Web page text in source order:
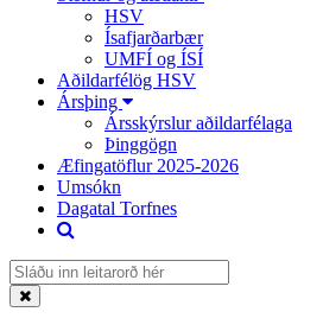
HSV
Ísafjarðarbær
UMFÍ og ÍSÍ
Aðildarfélög HSV
Ársþing
Ársskýrslur aðildarfélaga
Þinggögn
Æfingatöflur 2025-2026
Umsókn
Dagatal Torfnes